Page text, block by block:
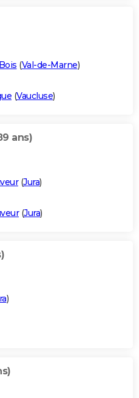
(Val-de-Marne)
(Vaucluse)
ans)
(Jura)
(Jura)
)